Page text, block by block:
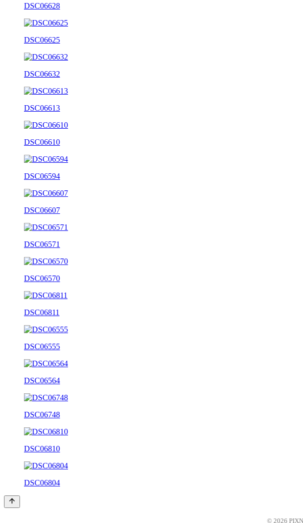
DSC06628
DSC06625
DSC06632
DSC06613
DSC06610
DSC06594
DSC06607
DSC06571
DSC06570
DSC06811
DSC06555
DSC06564
DSC06748
DSC06810
DSC06804
© 2026